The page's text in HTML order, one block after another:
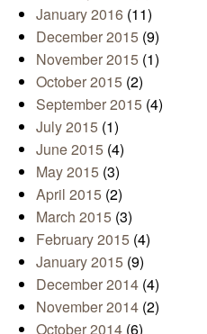
January 2016 (11)
December 2015 (9)
November 2015 (1)
October 2015 (2)
September 2015 (4)
July 2015 (1)
June 2015 (4)
May 2015 (3)
April 2015 (2)
March 2015 (3)
February 2015 (4)
January 2015 (9)
December 2014 (4)
November 2014 (2)
October 2014 (6)